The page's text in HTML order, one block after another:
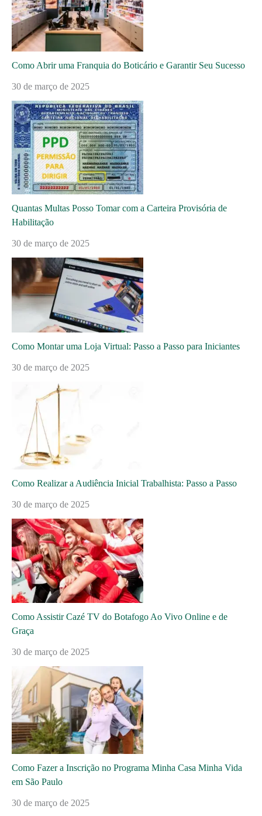
Como Abrir uma Franquia do Boticário e Garantir Seu Sucesso
30 de março de 2025
Quantas Multas Posso Tomar com a Carteira Provisória de
Habilitação
30 de março de 2025
Como Montar uma Loja Virtual: Passo a Passo para Iniciantes
30 de março de 2025
Como Realizar a Audiência Inicial Trabalhista: Passo a Passo
30 de março de 2025
Como Assistir Cazé TV do Botafogo Ao Vivo Online e de
Graça
30 de março de 2025
Como Fazer a Inscrição no Programa Minha Casa Minha Vida
em São Paulo
30 de março de 2025